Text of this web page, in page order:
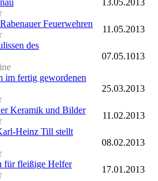
13.05.2013
Feuerwehren
11.05.2013
des
07.05.1013
im fertig gewordenen
25.03.2013
Keramik und Bilder
11.02.2013
Heinz Till stellt
08.02.2013
für fleißige Helfer
17.01.2013